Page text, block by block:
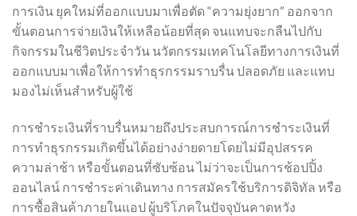
การเงิน ยุคใหม่ที่ออกแบบมาเพื่อตัด “ความยุ่งยาก” ออกจาก
ขั้นตอนการจ่ายเงินให้เหลือน้อยที่สุด จนแทบจะกลืนไปกับ
กิจกรรมในชีวิตประจำวัน นวัตกรรมเทคโนโลยีทางการเงินที่
ออกแบบมาเพื่อให้การทำธุรกรรมราบรื่น ปลอดภัย และแทบ
มองไม่เห็นสำหรับผู้ใช้
การชำระเงินที่ราบรื่นหมายถึงประสบการณ์การชำระเงินที่
การทำธุรกรรมเกิดขึ้นได้อย่างง่ายดายโดยไม่มีอุปสรรค
ความล่าช้า หรือขั้นตอนที่ซับซ้อน ไม่ว่าจะเป็นการช้อปปิ้ง
ออนไลน์ การชำระค่าเดินทาง การสมัครใช้บริการดิจิทัล หรือ
การซื้อสินค้าภายในแอป ผู้บริโภคในปัจจุบันคาดหวัง